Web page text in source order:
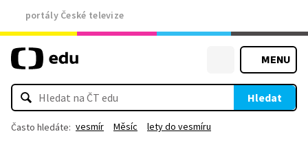
portály České televize
MENU
Hledat
Často hledáte: vesmír Měsíc lety do vesmíru